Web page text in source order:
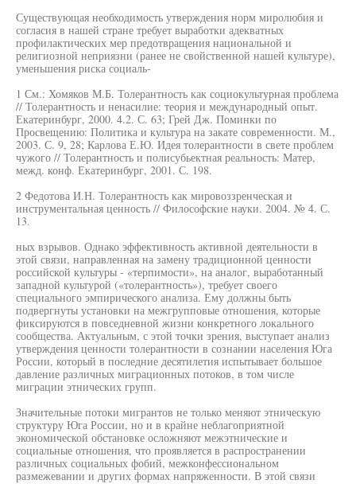
Существующая необходимость утверждения норм миролюбия и
согласия в нашей стране требует выработки адекватных
профилактических мер предотвращения национальной и
религиозной неприязни (ранее не свойственной нашей культуре),
уменьшения риска социаль-
1 См.: Хомяков М.Б. Толерантность как социокультурная проблема
// Толерантность и ненасилие: теория и международный опыт.
Екатеринбург, 2000. 4.2. С. 63; Грей Дж. Поминки по
Просвещению: Политика и культура на закате современности. М.,
2003. С. 9, 28; Карлова Е.Ю. Идея толерантности в свете проблем
чужого // Толерантность и полисубьектная реальность: Матер,
межд. конф. Екатеринбург, 2001. С. 198.
2 Федотова И.Н. Толерантность как мировоззренческая и
инструментальная ценность // Философские науки. 2004. № 4. С.
13.
ных взрывов. Однако эффективность активной деятельности в
этой связи, направленная на замену традиционной ценности
российской культуры - «терпимости», на аналог, выработанный
западной культурой («толерантность»), требует своего
специального эмпирического анализа. Ему должны быть
подвергнуты установки на межгрупповые отношения, которые
фиксируются в повседневной жизни конкретного локального
сообщества. Актуальным, с этой точки зрения, выступает анализ
утверждения ценности толерантности в сознании населения Юга
России, который в последние десятилетия испытывает большое
давление различных миграционных потоков, в том числе
миграции этнических групп.
Значительные потоки мигрантов не только меняют этническую
структуру Юга России, но и в крайне неблагоприятной
экономической обстановке осложняют межэтнические и
социальные отношения, что проявляется в распространении
различных социальных фобий, межконфессиональном
размежевании и других формах напряженности. В этой связи